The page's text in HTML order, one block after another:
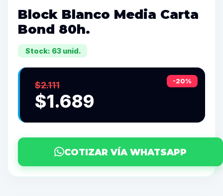
Block Blanco Media Carta
Bond 80h.
Stock: 63 unid.
-20%
$2.111
$1.689
COTIZAR VÍA WHATSAPP